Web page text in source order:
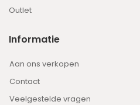
Outlet
Informatie
Aan ons verkopen
Contact
Veelgestelde vragen